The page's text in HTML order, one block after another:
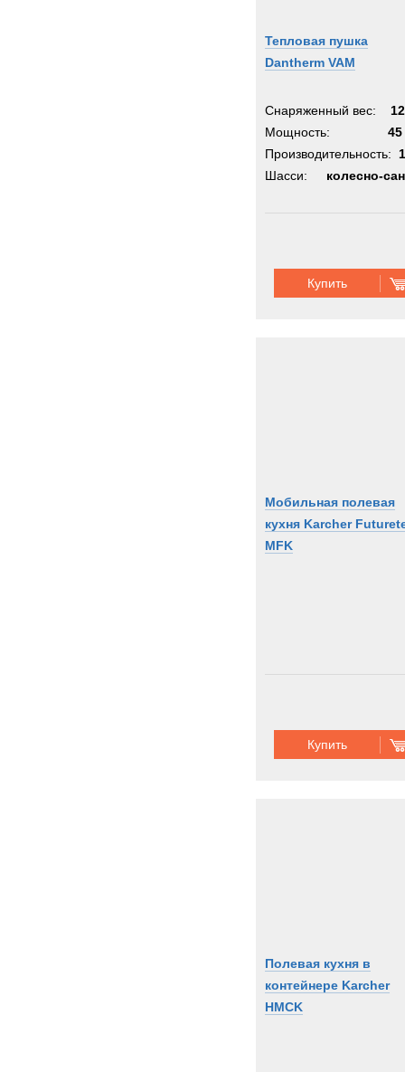
Тепловая пушка
Dantherm VAM
Снаряженный вес:
Мощность:
45
Производительность:
Шасси:
колесно-
Купить
Мобильная полевая
кухня Karcher
MFK
Купить
Полевая кухня в
контейнере Karcher
HMCK